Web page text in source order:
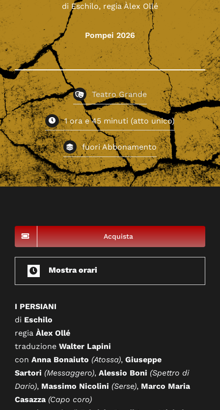
di Eschilo, regia Àlex Ollé
Pompei 2026
Teatro Grande
1 ora e 45 minuti (atto unico)
fuori Abbonamento
Acquista
Mostra orari
I PERSIANI
di Eschilo
regia Àlex Ollé
traduzione Walter Lapini
con Anna Bonaiuto (Atossa), Giuseppe
Sartori (Messaggero), Alessio Boni (Spettro di
Dario), Massimo Nicolini (Serse), Marco Maria
Casazza (Capo coro)